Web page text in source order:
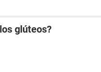
glúteos?